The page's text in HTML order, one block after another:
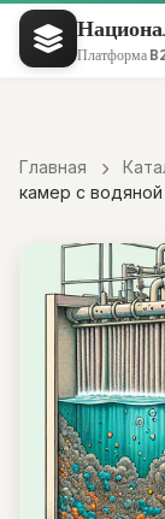
Платформа
Главная
камер с водяной